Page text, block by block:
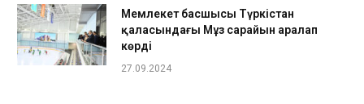
Мемлекет басшысы Түркістан
қаласындағы Мұз сарайын аралап
көрді
27.09.2024